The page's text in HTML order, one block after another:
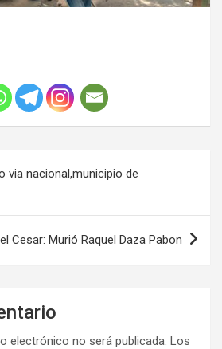
via nacional,municipio de
Cesar: Murió Raquel Daza Pabon
electrónico no será publicada. Los